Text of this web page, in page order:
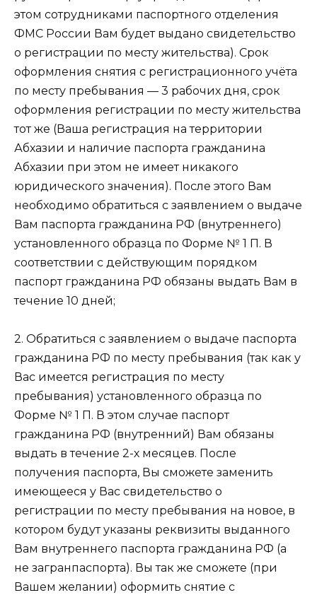
этом сотрудниками паспортного отделения
ФМС России Вам будет выдано свидетельство
о регистрации по месту жительства). Срок
оформления снятия с регистрационного учёта
по месту пребывания — 3 рабочих дня, срок
оформления регистрации по месту жительства
тот же (Ваша регистрация на территории
Абхазии и наличие паспорта гражданина
Абхазии при этом не имеет никакого
юридического значения). После этого Вам
необходимо обратиться с заявлением о выдаче
Вам паспорта гражданина РФ (внутреннего)
установленного образца по Форме № 1 П. В
соответствии с действующим порядком
паспорт гражданина РФ обязаны выдать Вам в
течение 10 дней;
2. Обратиться с заявлением о выдаче паспорта
гражданина РФ по месту пребывания (так как у
Вас имеется регистрация по месту
пребывания) установленного образца по
Форме № 1 П. В этом случае паспорт
гражданина РФ (внутренний) Вам обязаны
выдать в течение 2-х месяцев. После
получения паспорта, Вы сможете заменить
имеющееся у Вас свидетельство о
регистрации по месту пребывания на новое, в
котором будут указаны реквизиты выданного
Вам внутреннего паспорта гражданина РФ (а
не загранпаспорта). Вы так же сможете (при
Вашем желании) оформить снятие с